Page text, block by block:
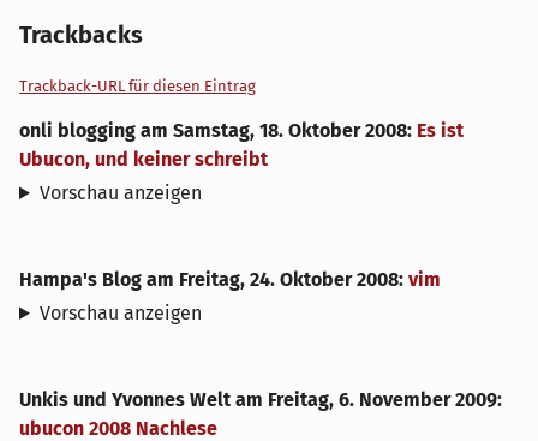
Trackbacks
Trackback-URL für diesen Eintrag
onli blogging am Samstag, 18. Oktober 2008: Es ist
Ubucon, und keiner schreibt
Vorschau anzeigen
Hampa's Blog am Freitag, 24. Oktober 2008: vim
Vorschau anzeigen
Unkis und Yvonnes Welt am Freitag, 6. November 2009:
ubucon 2008 Nachlese